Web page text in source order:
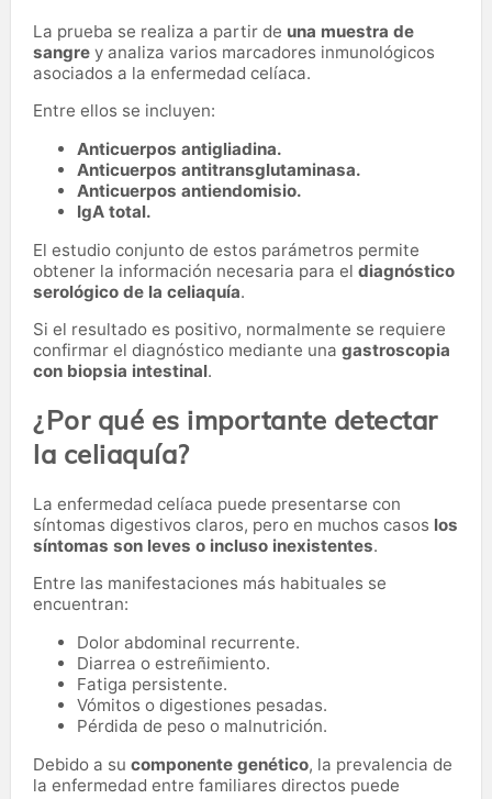
La prueba se realiza a partir de una muestra de
sangre y analiza varios marcadores inmunológicos
asociados a la enfermedad celíaca.
Entre ellos se incluyen:
Anticuerpos antigliadina.
Anticuerpos antitransglutaminasa.
Anticuerpos antiendomisio.
IgA total.
El estudio conjunto de estos parámetros permite
obtener la información necesaria para el diagnóstico
serológico de la celiaquía.
Si el resultado es positivo, normalmente se requiere
confirmar el diagnóstico mediante una gastroscopia
con biopsia intestinal.
¿Por qué es importante detectar
la celiaquía?
La enfermedad celíaca puede presentarse con
síntomas digestivos claros, pero en muchos casos los
síntomas son leves o incluso inexistentes.
Entre las manifestaciones más habituales se
encuentran:
Dolor abdominal recurrente.
Diarrea o estreñimiento.
Fatiga persistente.
Vómitos o digestiones pesadas.
Pérdida de peso o malnutrición.
Debido a su componente genético, la prevalencia de
la enfermedad entre familiares directos puede